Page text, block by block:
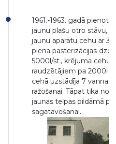
1961.-1963. gadā
jaunu plašu otro stāvu,
jaunu aparātu cehu ar 3
piena pasterizācijas-
5000l/st., krējuma cehu
raudzētājiem pa 2000l
cehā uzstādīja 7 vannas
ražošanai. Tāpat tika
jaunas telpas pildāmā
sagatavošanai.